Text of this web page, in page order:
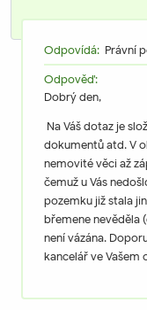
Odpovídá: Právní
Odpověď:
Dobrý den,
Na Váš dotaz je
dokumentů atd. V
nemovité věci až
čemuž u Vás
pozemku již stala
břemene nevěděla
není vázána.
kancelář ve